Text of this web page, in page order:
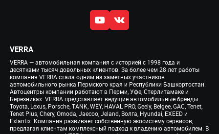
VERRA
VERRA — автомобильная компания с историей с 1998 года и
десятками тысяч довольных клиентов. За более чем 28 лет работы
компания VERRA стала одним из заметных участников
автомобильного рынка Пермского края и Республики Башкортостан.
Автоцентры компании работают в Перми, Уфе, Стерлитамаке и
Березниках. VERRA представляет ведущие автомобильные бренды:
Toyota, Lexus, Porsche, TANK, WEY, HAVAL PRO, Geely, Belgee, GAC, Tenet,
Tenet Plus, Chery, Omoda, Jaecoo, Jeland, Волга, Hyundai, EXEED и
Exlantix. Компания развивает собственную экосистему сервисов,
предлагая клиентам комплексный подход к владению автомобилем. В